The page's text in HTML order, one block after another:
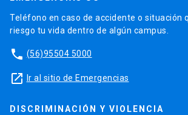
Teléfono en caso de accidente o situación
riesgo tu vida dentro de algún campus.
phone (56)95504 5000
launch Ir al sitio de Emergencias
DISCRIMINACIÓN Y VIOLENCIA